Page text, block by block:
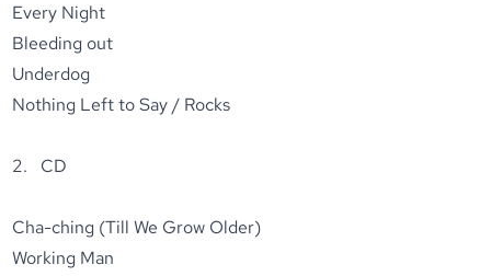
Every Night
Bleeding out
Underdog
Nothing Left to Say / Rocks
2. CD
Cha-ching (Till We Grow Older)
Working Man